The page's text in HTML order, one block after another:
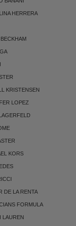
HERRERA
KRISTENSEN
LOPEZ
KORS
DE LA RENTA
FORMULA
LAUREN